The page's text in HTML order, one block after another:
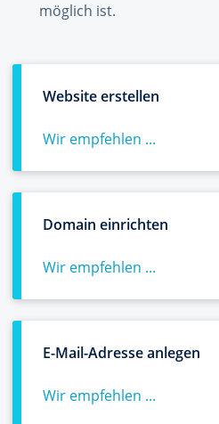
möglich ist.
Website erstellen
Wir empfehlen ...
Domain einrichten
Wir empfehlen ...
E-Mail-Adresse anlegen
Wir empfehlen ...